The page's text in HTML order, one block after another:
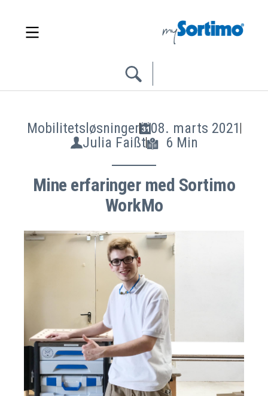
Mobilitetsløsninger
08. marts 2021
Julia Faißt
6 Min
Mine erfaringer med Sortimo
WorkMo